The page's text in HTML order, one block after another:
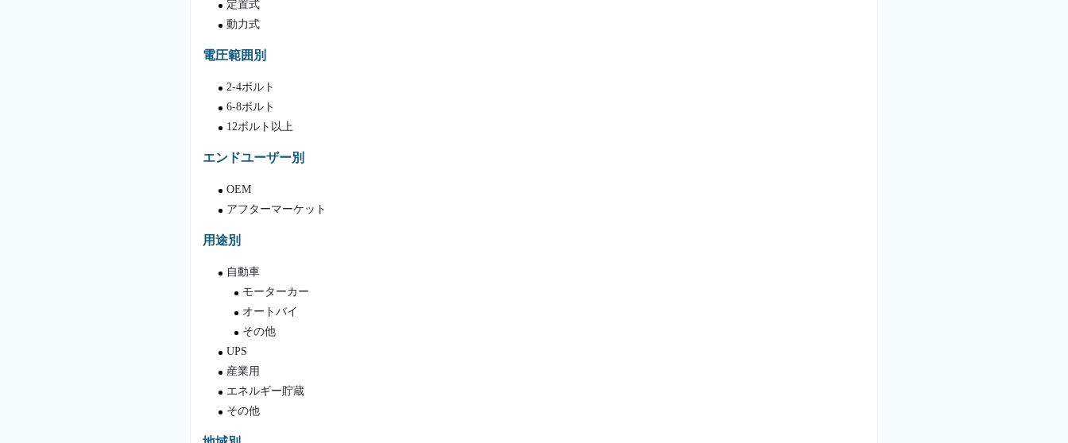
定置式
動力式
電圧範囲別
2-4ボルト
6-8ボルト
12ボルト以上
エンドユーザー別
OEM
アフターマーケット
用途別
自動車
モーターカー
オートバイ
その他
UPS
産業用
エネルギー貯蔵
その他